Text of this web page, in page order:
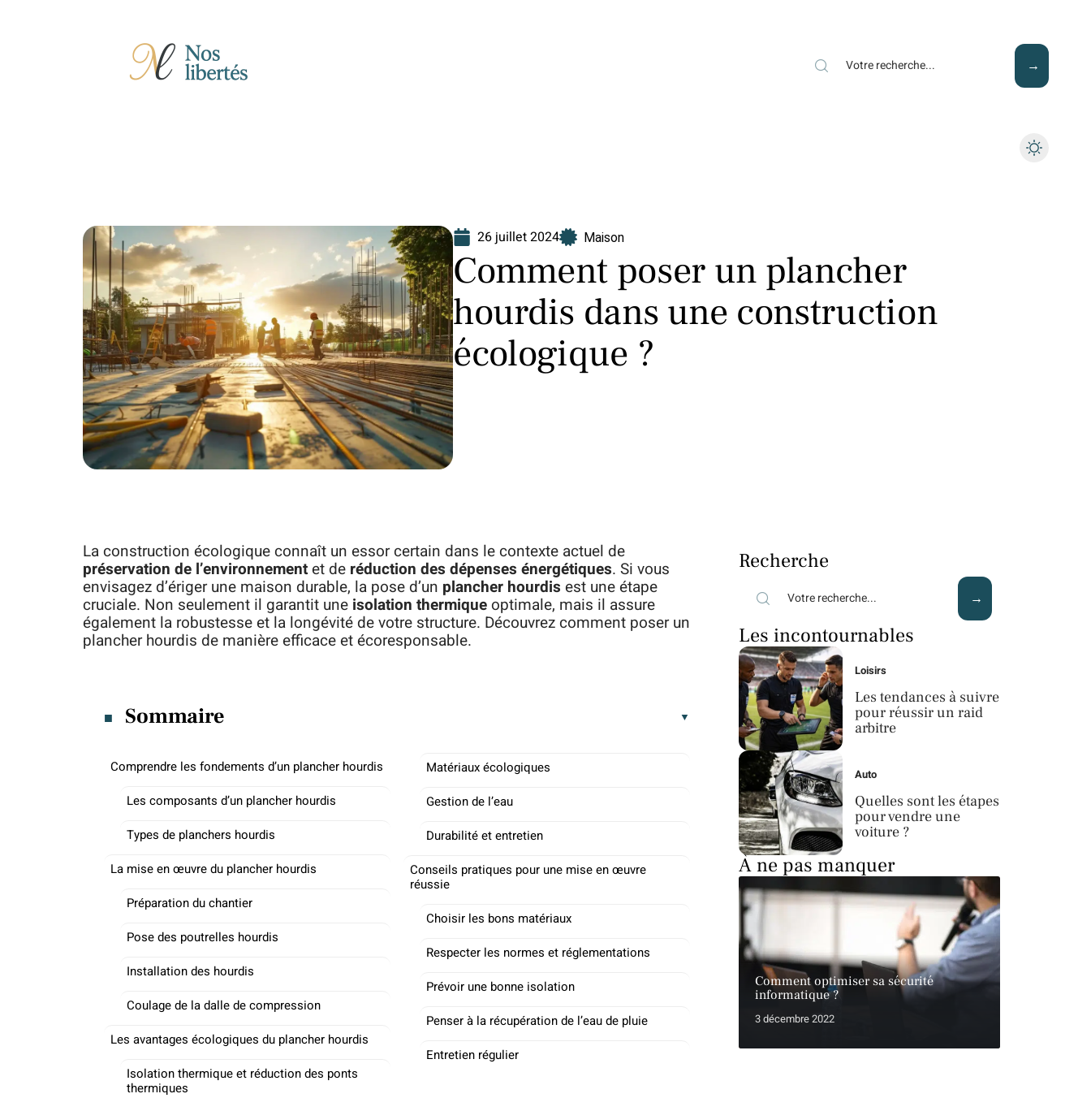
26 juillet 2024 Maison
Comment poser un plancher
hourdis dans une construction
écologique ?
La construction écologique connaît un essor certain dans le contexte actuel de
préservation de l’environnementet de réduction des dépenses énergétiques. Si vous
envisagez d’ériger une maison durable, la pose d’un plancher hourdis est une étape
cruciale. Non seulement il garantit une isolation thermique optimale, mais il assure
également la robustesse et la longévité de votre structure. Découvrez comment poser un
plancher hourdis de manière efficace et écoresponsable.
Sommaire
Comprendre les fondements d’un plancher hourdis
Les composants d’un plancher hourdis
Types de planchers hourdis
La mise en œuvre du plancher hourdis
Préparation du chantier
Pose des poutrelles hourdis
Installation des hourdis
Coulage de la dalle de compression
Les avantages écologiques du plancher hourdis
Isolation thermique et réduction des ponts
thermiques
Matériaux écologiques
Gestion de l’eau
Durabilité et entretien
Conseils pratiques pour une mise en œuvre
réussie
Choisir les bons matériaux
Respecter les normes et réglementations
Prévoir une bonne isolation
Penser à la récupération de l’eau de pluie
Entretien régulier
Recherche
Les incontournables
Loisirs
Les tendances à suivre
pour réussir un raid
arbitre
Auto
Quelles sont les étapes
pour vendre une
voiture ?
À ne pas manquer
Comment optimiser sa sécurité
informatique ?
3 décembre 2022